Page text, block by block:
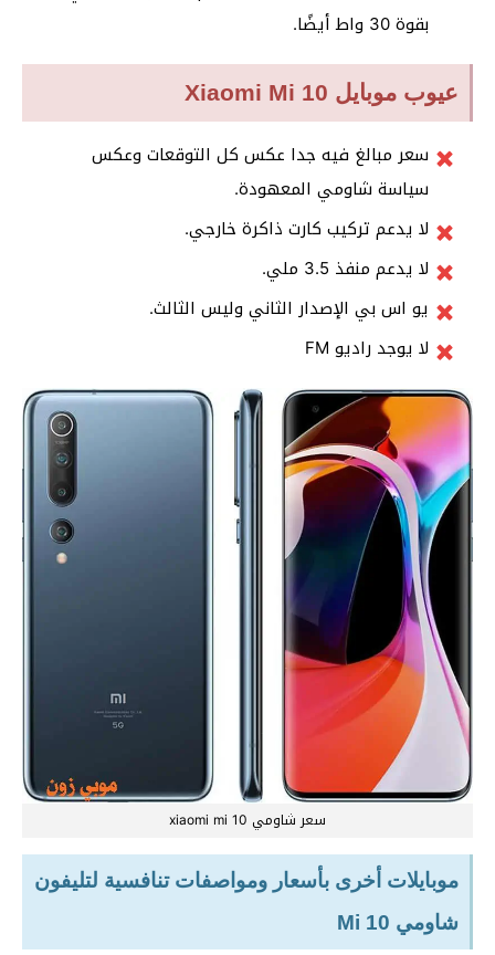
بقوة 30 واط أيضًا.
عيوب موبايل Xiaomi Mi 10
سعر مبالغ فيه جدا عكس كل التوقعات وعكس
سياسة شاومي المعهودة.
لا يدعم تركيب كارت ذاكرة خارجي.
لا يدعم منفذ 3.5 ملي.
يو اس بي الإصدار الثاني وليس الثالث.
لا يوجد راديو FM
سعر شاومي xiaomi mi 10
موبايلات أخرى بأسعار ومواصفات تنافسية لتليفون
شاومي Mi 10